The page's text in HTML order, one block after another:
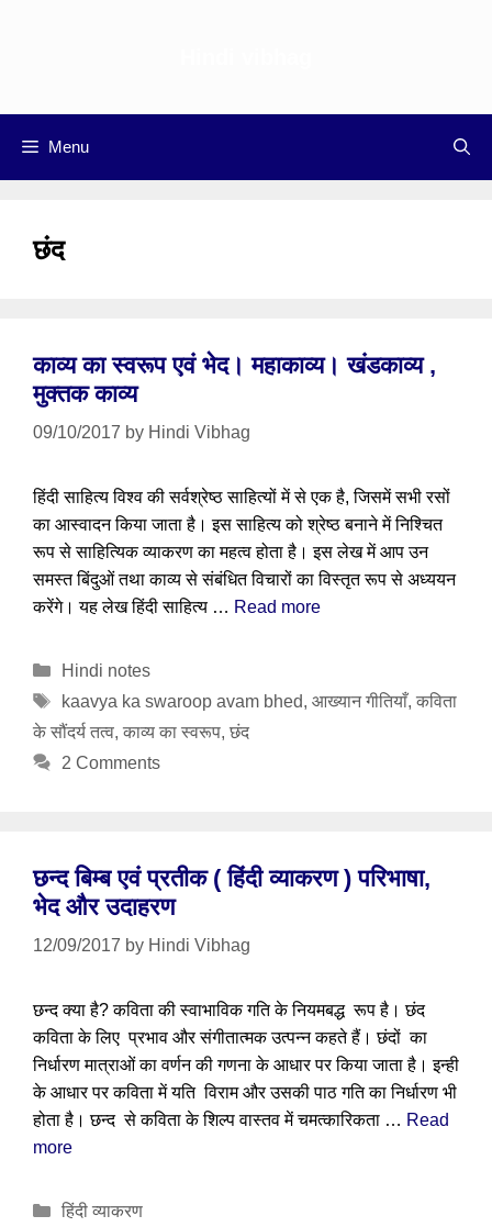
Menu
छंद
काव्य का स्वरूप एवं भेद। महाकाव्य। खंडकाव्य ,
मुक्तक काव्य
09/10/2017 by Hindi Vibhag
हिंदी साहित्य विश्व की सर्वश्रेष्ठ साहित्यों में से एक है, जिसमें सभी रसों
का आस्वादन किया जाता है। इस साहित्य को श्रेष्ठ बनाने में निश्चित
रूप से साहित्यिक व्याकरण का महत्व होता है। इस लेख में आप उन
समस्त बिंदुओं तथा काव्य से संबंधित विचारों का विस्तृत रूप से अध्ययन
करेंगे। यह लेख हिंदी साहित्य … Read more
Categories
Hindi notes
Tags
kaavya ka swaroop avam bhed, आख्यान गीतियाँ, कविता
के सौंदर्य तत्व, काव्य का स्वरूप, छंद
2 Comments
छन्द बिम्ब एवं प्रतीक ( हिंदी व्याकरण ) परिभाषा,
भेद और उदाहरण
12/09/2017 by Hindi Vibhag
छन्द क्या है? कविता की स्वाभाविक गति के नियमबद्ध रूप है। छंद
कविता के लिए प्रभाव और संगीतात्मक उत्पन्न कहते हैं। छंदों का
निर्धारण मात्राओं का वर्णन की गणना के आधार पर किया जाता है। इन्ही
के आधार पर कविता में यति विराम और उसकी पाठ गति का निर्धारण भी
होता है। छन्द से कविता के शिल्प वास्तव में चमत्कारिकता … Read
more
Categories
हिंदी व्याकरण